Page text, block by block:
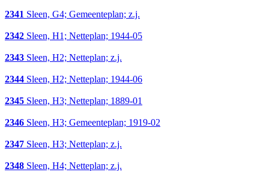
2341 Sleen, G4; Gemeenteplan; z.j.
2342 Sleen, H1; Netteplan; 1944-05
2343 Sleen, H2; Netteplan; z.j.
2344 Sleen, H2; Netteplan; 1944-06
2345 Sleen, H3; Netteplan; 1889-01
2346 Sleen, H3; Gemeenteplan; 1919-02
2347 Sleen, H3; Netteplan; z.j.
2348 Sleen, H4; Netteplan; z.j.